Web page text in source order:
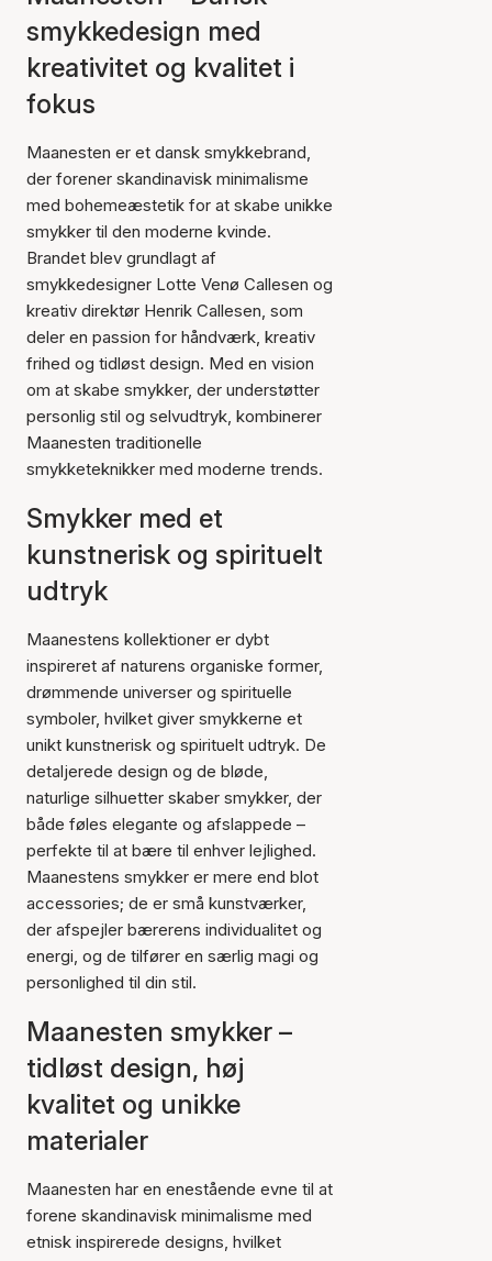
smykkedesign med
kreativitet og kvalitet i
fokus
Maanesten er et dansk smykkebrand,
der forener skandinavisk minimalisme
med bohemeæstetik for at skabe unikke
smykker til den moderne kvinde.
Brandet blev grundlagt af
smykkedesigner Lotte Venø Callesen og
kreativ direktør Henrik Callesen, som
deler en passion for håndværk, kreativ
frihed og tidløst design. Med en vision
om at skabe smykker, der understøtter
personlig stil og selvudtryk, kombinerer
Maanesten traditionelle
smykketeknikker med moderne trends.
Smykker med et
kunstnerisk og spirituelt
udtryk
Maanestens kollektioner er dybt
inspireret af naturens organiske former,
drømmende universer og spirituelle
symboler, hvilket giver smykkerne et
unikt kunstnerisk og spirituelt udtryk. De
detaljerede design og de bløde,
naturlige silhuetter skaber smykker, der
både føles elegante og afslappede –
perfekte til at bære til enhver lejlighed.
Maanestens smykker er mere end blot
accessories; de er små kunstværker,
der afspejler bærerens individualitet og
energi, og de tilfører en særlig magi og
personlighed til din stil.
Maanesten smykker –
tidløst design, høj
kvalitet og unikke
materialer
Maanesten har en enestående evne til at
forene skandinavisk minimalisme med
etnisk inspirerede designs, hvilket